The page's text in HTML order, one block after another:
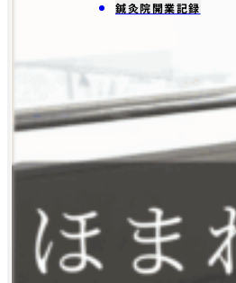
鍼灸院開業記録